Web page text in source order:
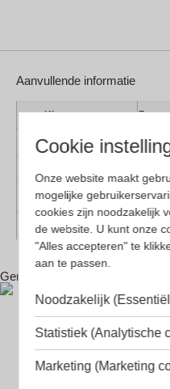
Aanvullende informatie
Kleur montuur Zwart
Montuur materiaal
Pasvorm Smal
Geschikt voor
Gerelateerde producten
Cookie
Onze website maakt
mogelijke
cookies zijn noodzakelijk
de website. U kunt onze
"Alles accepteren" te
aan te passen.
Noodzakelijk
Statistiek (Analytische
Marketing (Marketing